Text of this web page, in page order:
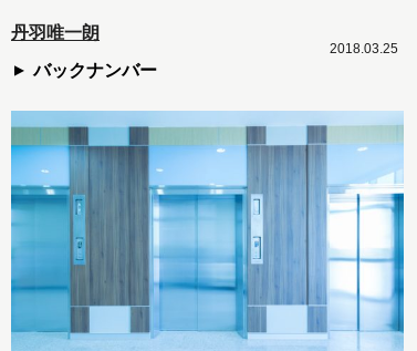
丹羽唯一朗
バックナンバー
2018.03.25